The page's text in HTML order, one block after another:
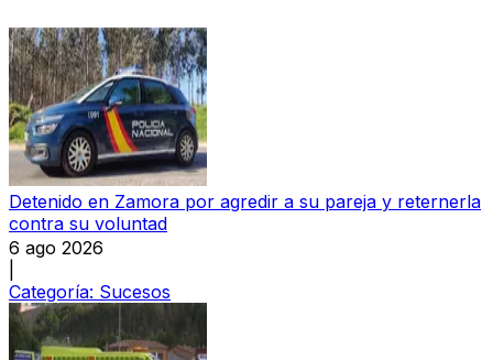
Detenido en Zamora por agredir a su pareja y reternerla
contra su voluntad
6 ago 2026
Categoría: Sucesos